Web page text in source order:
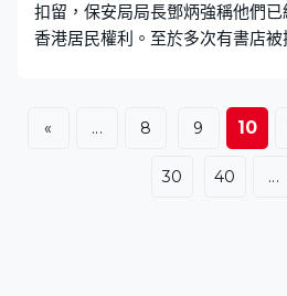
扣留，保安局局長鄧炳強稱他們
香港居民權利。至於多次有書店
在入境英國及日本時被扣留，保
於外國政府做法有何看法。鄧炳
刑完畢人士，這些人已經完成服
« ... 8 9 10
30 40 ...